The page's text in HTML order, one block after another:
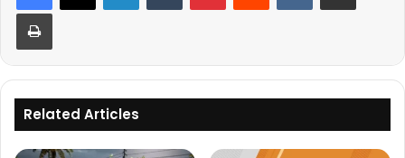
Related Articles